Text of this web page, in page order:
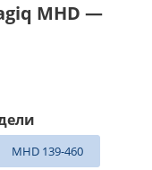
MHD —
MHD 139-460